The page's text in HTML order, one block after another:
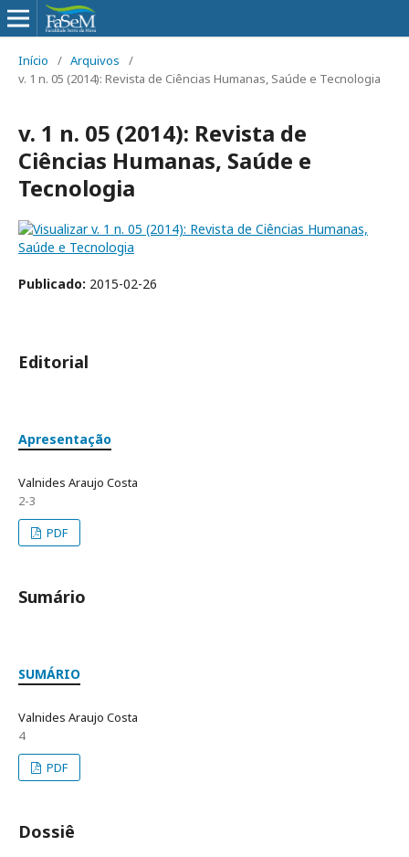
Início / Arquivos
/
v. 1 n. 05 (2014): Revista de Ciências Humanas, Saúde e Tecnologia
v. 1 n. 05 (2014): Revista de
Ciências Humanas, Saúde e
Tecnologia
Publicado: 2015-02-26
Editorial
Apresentação
Valnides Araujo Costa
2-3
PDF
Sumário
SUMÁRIO
Valnides Araujo Costa
4
PDF
Dossiê